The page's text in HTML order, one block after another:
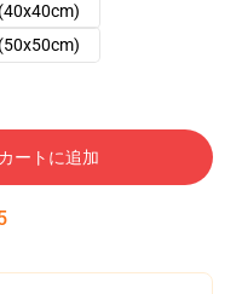
カートに追加